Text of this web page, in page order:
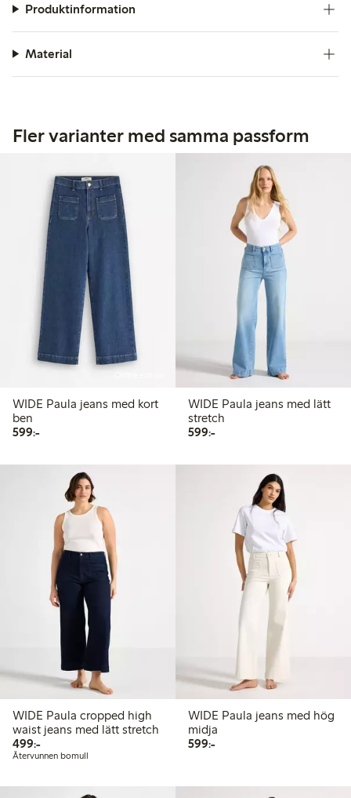
Produktinformation
Material
Fler varianter med samma passform
WIDE Paula jeans med kort
ben
599:-599,00 kr
WIDE Paula jeans med lätt
stretch
599:-599,00 kr
WIDE Paula cropped high
waist jeans med lätt stretch
499:-499,00 kr
Återvunnen bomull
WIDE Paula jeans med hög
midja
599:-599,00 kr